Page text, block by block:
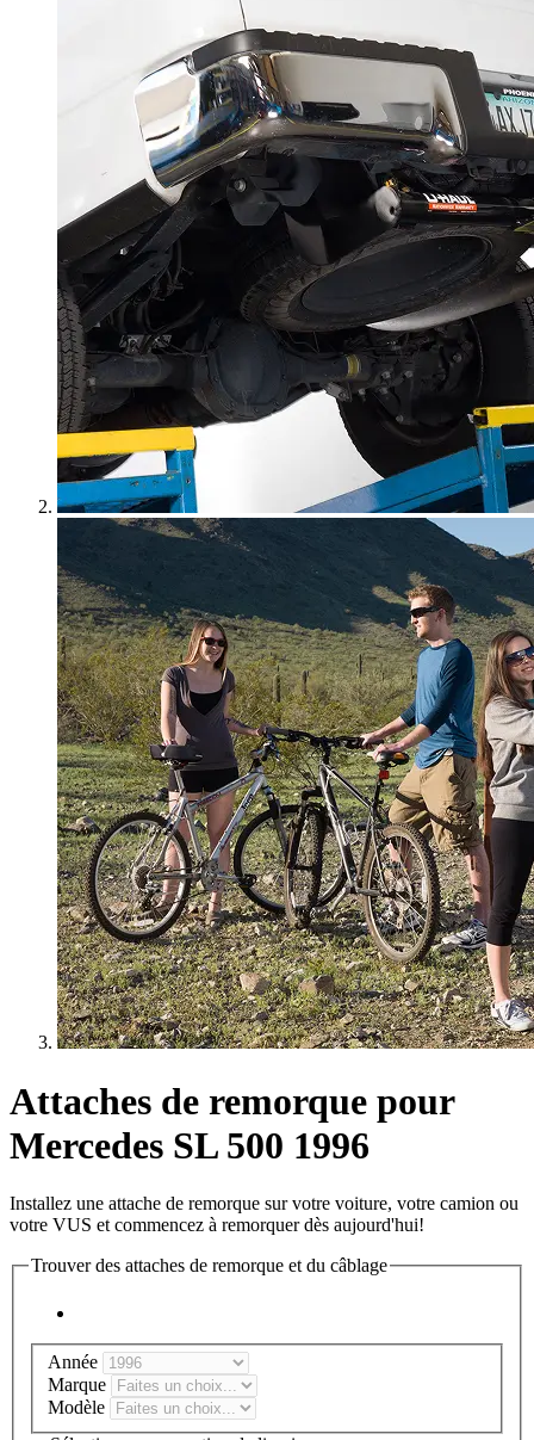
Attaches de remorque pour
Mercedes SL 500 1996
Installez une attache de remorque sur votre voiture, votre camion ou
votre VUS et commencez à remorquer dès aujourd'hui!
Trouver des attaches de remorque et du câblage
Année
Marque
Modèle